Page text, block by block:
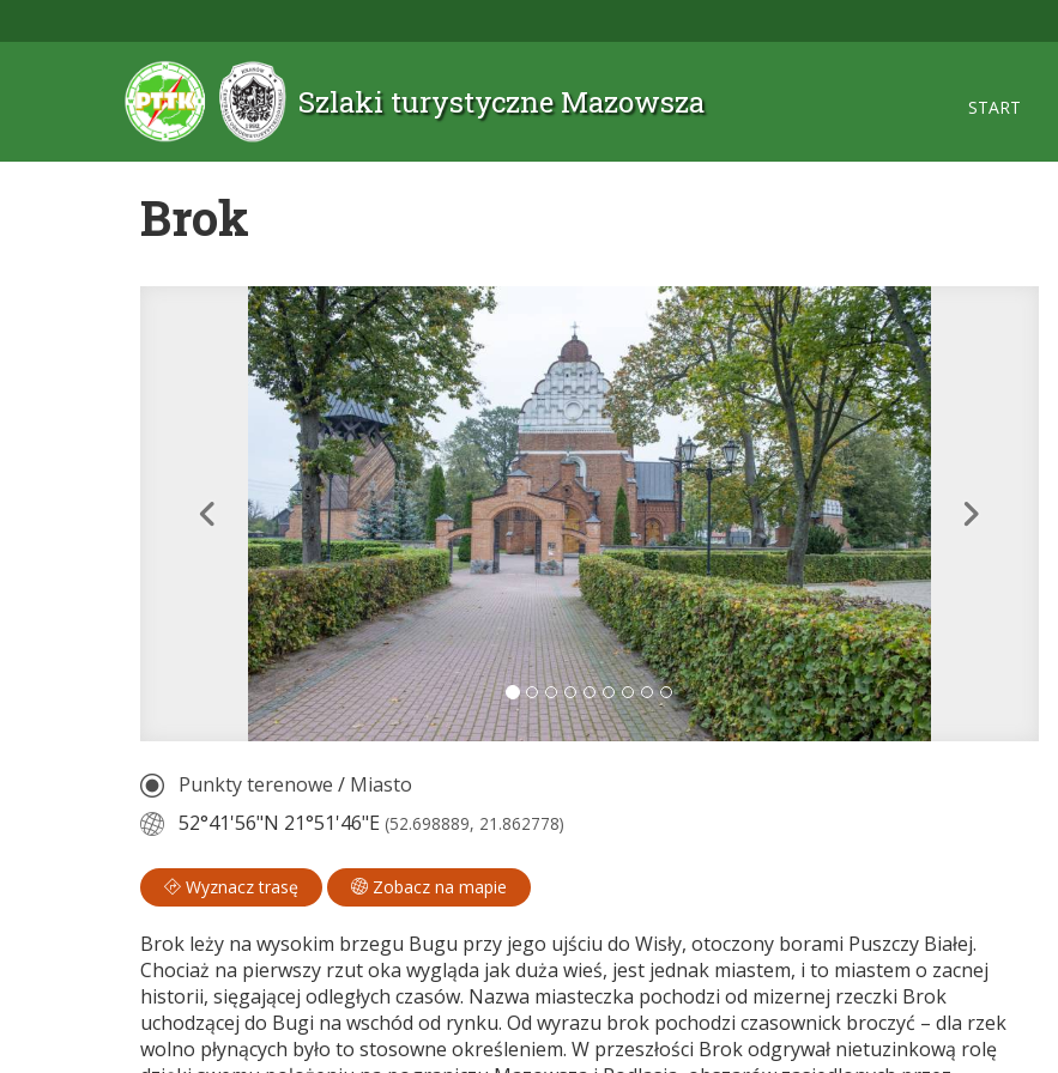
Szlaki turystyczne Mazowsza START
Brok
Punkty terenowe / Miasto
52°41'56"N 21°51'46"E (52.698889, 21.862778)
Wyznacz trasę Zobacz na mapie
Brok leży na wysokim brzegu Bugu przy jego ujściu do Wisły, otoczony borami Puszczy Białej.
Chociaż na pierwszy rzut oka wygląda jak duża wieś, jest jednak miastem, i to miastem o zacnej
historii, sięgającej odległych czasów. Nazwa miasteczka pochodzi od mizernej rzeczki Brok
uchodzącej do Bugi na wschód od rynku. Od wyrazu brok pochodzi czasownick broczyć – dla rzek
wolno płynących było to stosowne określeniem. W przeszłości Brok odgrywał nietuzinkową rolę